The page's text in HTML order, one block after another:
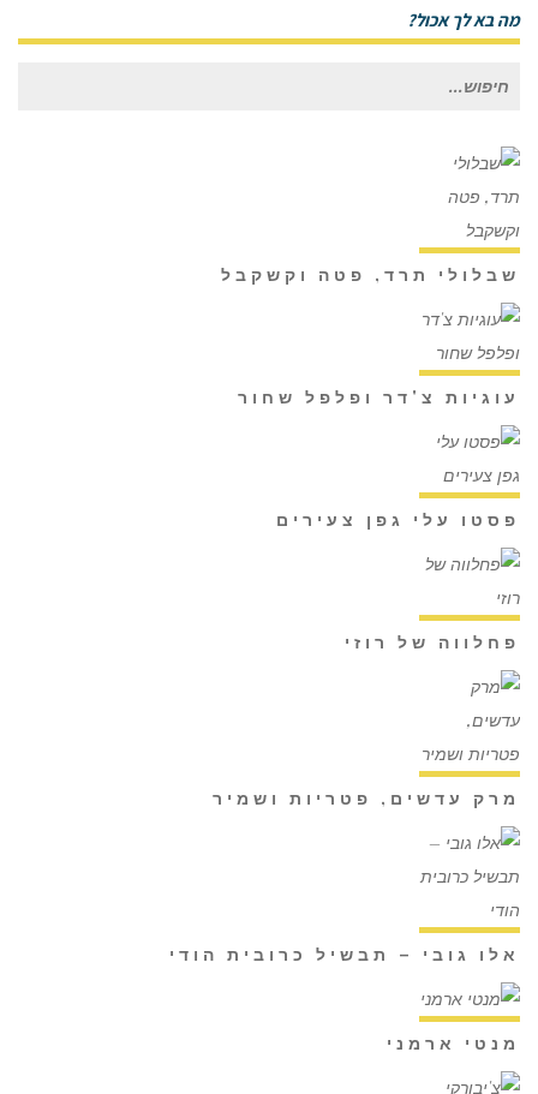
מה בא לך אכול?
שבלולי תרד, פטה וקשקבל
עוגיות צ'דר ופלפל שחור
פסטו עלי גפן צעירים
פחלווה של רוזי
מרק עדשים, פטריות ושמיר
אלו גובי – תבשיל כרובית הודי
מנטי ארמני